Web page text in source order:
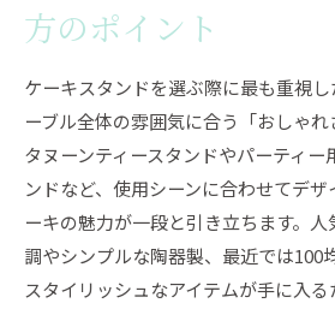
方のポイント
ケーキスタンドを選ぶ際に最も重視
ーブル全体の雰囲気に合う「おしゃ
タヌーンティースタンドやパーティー
ンドなど、使用シーンに合わせてデ
ーキの魅力が一段と引き立ちます。人
調やシンプルな陶器製、最近では100
スタイリッシュなアイテムが手に入